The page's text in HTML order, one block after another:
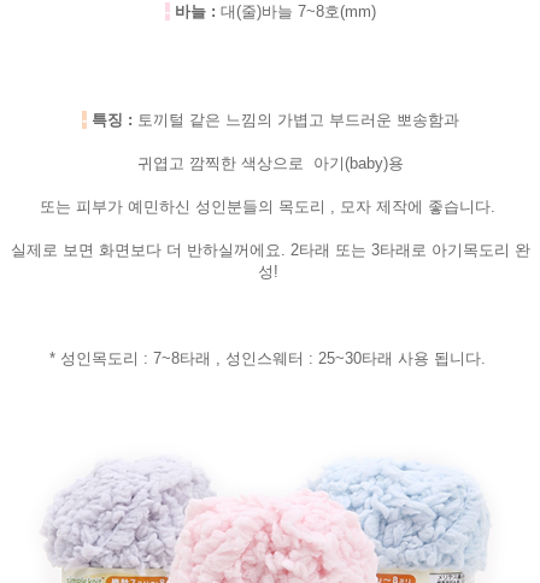
- 바늘 : 대(줄)바늘 7~8호(mm)
- 특징 : 토끼털 같은 느낌의 가볍고 부드러운 뽀송함과
귀엽고 깜찍한 색상으로 아기(baby)용
또는 피부가 예민하신 성인분들의 목도리 , 모자 제작에 좋습니다.
실제로 보면 화면보다 더 반하실꺼에요. 2타래 또는 3타래로 아기목도리 완
성!
* 성인목도리 : 7~8타래 , 성인스웨터 : 25~30타래 사용 됩니다.